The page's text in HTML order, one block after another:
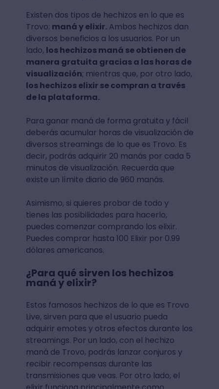
Existen dos tipos de hechizos en lo que es
Trovo: maná y elixir.Ambos hechizos dan
diversos beneficios a los usuarios. Por un
lado, los hechizos maná se obtienen de
manera gratuita gracias a las horas de
visualización; mientras que, por otro lado,
los hechizos elixir se compran a través
de la plataforma.
Para ganar maná de forma gratuita y fácil
deberás acumular horas de visualización de
diversos streamings de lo que es Trovo. Es
decir, podrás adquirir 20 manás por cada 5
minutos de visualización. Recuerda que
existe un límite diario de 960 manás.
Asimismo, si quieres probar de todo y
tienes las posibilidades para hacerlo,
puedes comenzar comprando los elixir.
Puedes comprar hasta 100 Elixir por 0.99
dólares americanos.
¿Para qué sirven los hechizos
maná y elixir?
Estos famosos hechizos de lo que es Trovo
Live, sirven para que el usuario pueda
adquirir emotes y otros efectos durante los
streamings. Por un lado, con el hechizo
maná de Trovo, podrás lanzar conjuros y
recibir recompensas durante las
transmisiones que veas. Por otro lado, el